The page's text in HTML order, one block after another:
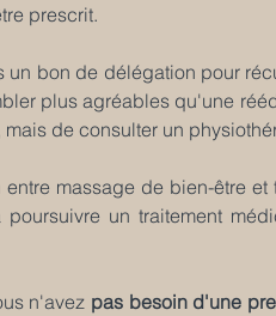
prescrit.
un bon de délégation pour
plus agréables qu'une
de consulter un
entre massage de bien-être
un traitement
n'avez pas besoin d'une